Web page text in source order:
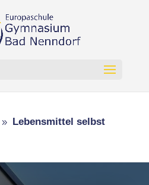
9 Lebensmittel selbst